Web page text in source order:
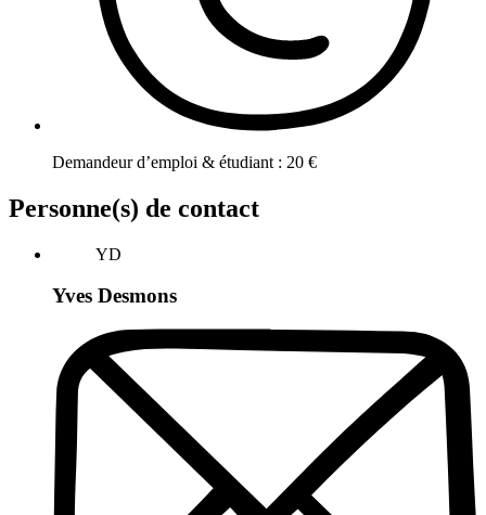
Demandeur d’emploi & étudiant : 20 €
Personne(s) de contact
YD
Yves Desmons